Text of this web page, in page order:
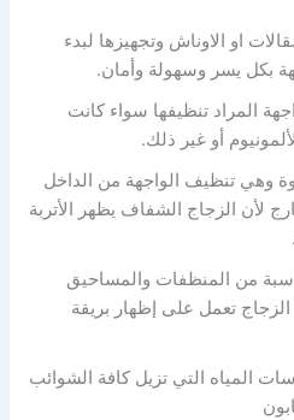
او الاوناش وتجهيزها لبدء
بكل يسر وسهولة وأمان.
المراد تنظيفها سواء كانت
أو غير ذلك.
وهي تنظيف الواجهة من الداخل
لأن الزجاج الشفاف يظهر الأتربة
من المنظفات والمساحيق
الزجاج تعمل على إظهار بريقة
المياه التي تزيل كافة الشوائب